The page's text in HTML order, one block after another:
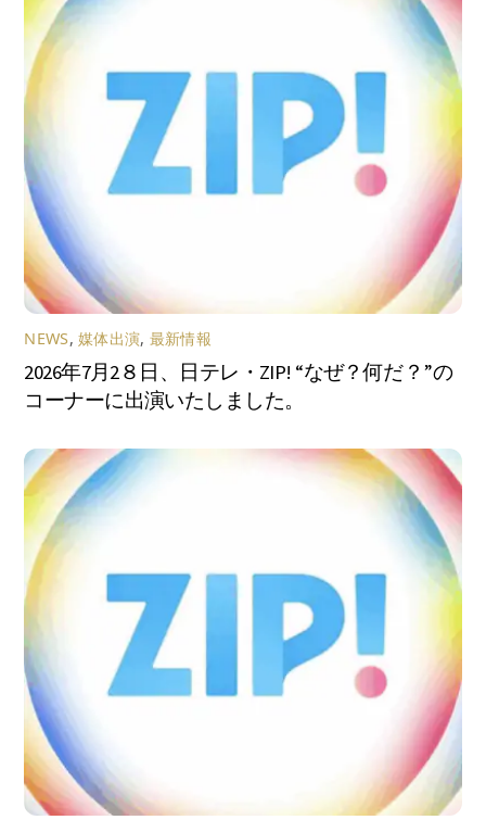
NEWS,媒体出演, 最新情報
2026年7月2８日、日テレ・ZIP! “なぜ？何だ？”の
コーナーに出演いたしました。